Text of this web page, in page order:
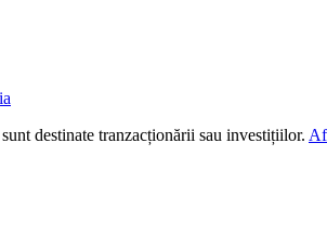
destinate tranzacționării sau investițiilor.